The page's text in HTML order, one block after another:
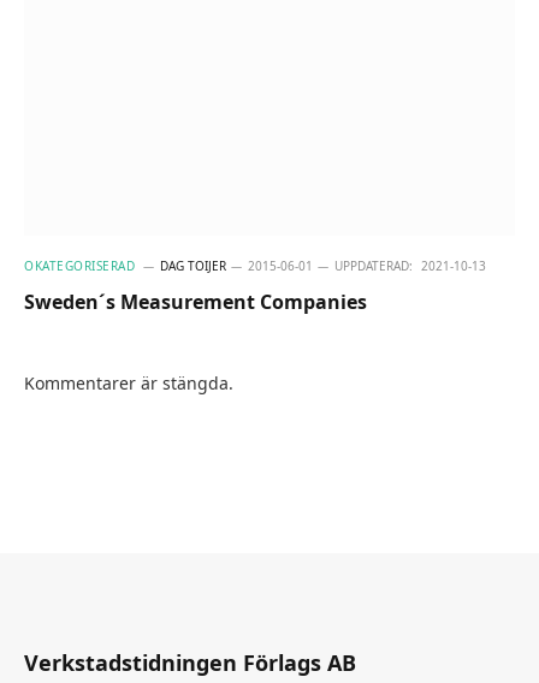
OKATEGORISERAD DAG TOIJER 2015-06-01 UPPDATERAD: 2021-10-13
Sweden´s Measurement Companies
Kommentarer är stängda.
Verkstadstidningen Förlags AB